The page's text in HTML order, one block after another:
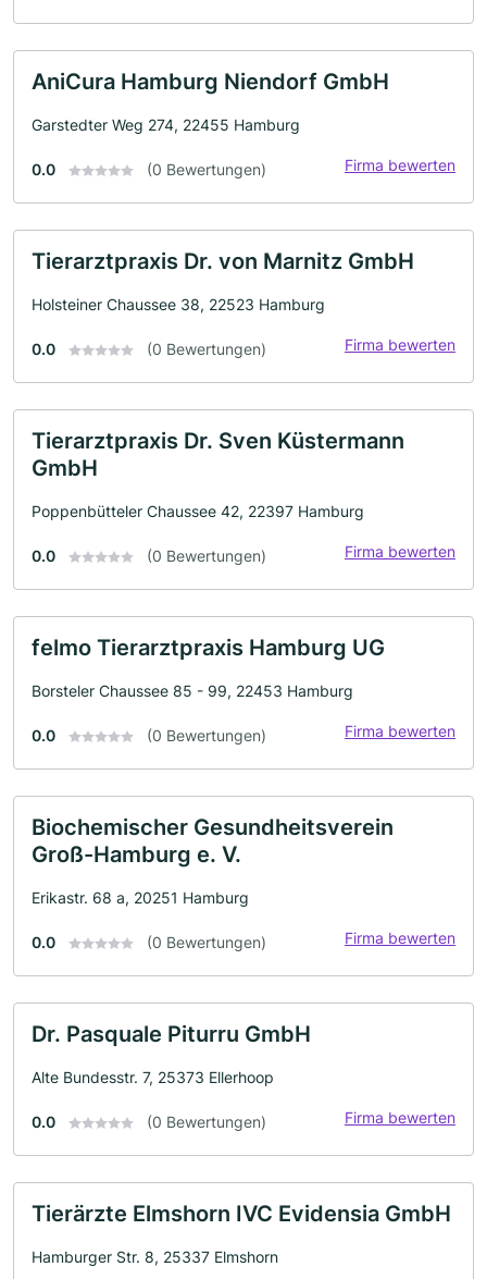
AniCura Hamburg Niendorf GmbH
Garstedter Weg 274, 22455 Hamburg
0.0 (0 Bewertungen) Firma bewerten
Tierarztpraxis Dr. von Marnitz GmbH
Holsteiner Chaussee 38, 22523 Hamburg
0.0 (0 Bewertungen) Firma bewerten
Tierarztpraxis Dr. Sven Küstermann
GmbH
Poppenbütteler Chaussee 42, 22397 Hamburg
0.0 (0 Bewertungen) Firma bewerten
felmo Tierarztpraxis Hamburg UG
Borsteler Chaussee 85 - 99, 22453 Hamburg
0.0 (0 Bewertungen) Firma bewerten
Biochemischer Gesundheitsverein
Groß-Hamburg e. V.
Erikastr. 68 a, 20251 Hamburg
0.0 (0 Bewertungen) Firma bewerten
Dr. Pasquale Piturru GmbH
Alte Bundesstr. 7, 25373 Ellerhoop
0.0 (0 Bewertungen) Firma bewerten
Tierärzte Elmshorn IVC Evidensia GmbH
Hamburger Str. 8, 25337 Elmshorn